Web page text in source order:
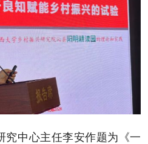
究中心主任李安作题为《一